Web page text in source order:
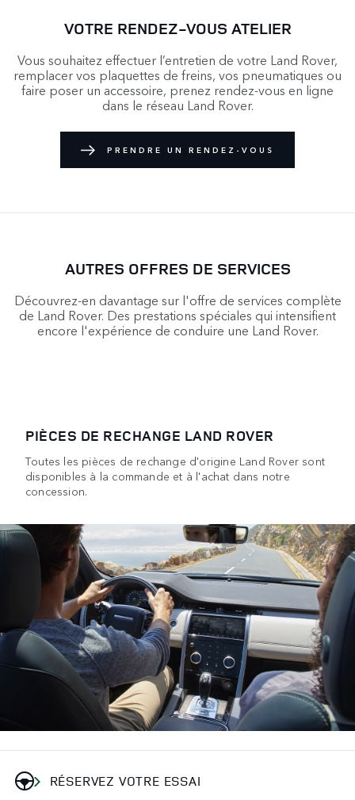
VOTRE RENDEZ-VOUS ATELIER
Vous souhaitez effectuer l’entretien de votre Land Rover,
remplacer vos plaquettes de freins, vos pneumatiques ou
faire poser un accessoire, prenez rendez-vous en ligne
dans le réseau Land Rover.
PRENDRE UN RENDEZ-VOUS
AUTRES OFFRES DE SERVICES
Découvrez-en davantage sur l'offre de services complète
de Land Rover. Des prestations spéciales qui intensifient
encore l'expérience de conduire une Land Rover.
PIÈCES DE RECHANGE LAND ROVER
Toutes les pièces de rechange d'origine Land Rover sont
disponibles à la commande et à l'achat dans notre
concession.
RÉSERVEZ VOTRE ESSAI